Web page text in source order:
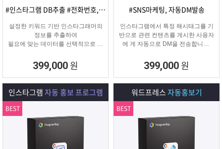
#인스타그램 DB추출 #전화번호, 이메일 추출
설정한 키워드 기반 인스타그래머의
정보를 추출하여
필요에 맞는 데이터를 선택적으로 수
399,000 원
#SNS마케팅, 자동DM발송
인스타그램에서 특정 해시태그를 기
반으로 관련 컨텐츠를 게시한 사용자
에 게 자동으로 DM을 전송합니다.
수 등 특정 타겟의 인스타그래머에게
DM을 발송하여 관심을 끌 수 있습니
다.
399,000 원
인스타그램자동 홍보 프로그램
BEST
워드프레스자동홍보기
BEST